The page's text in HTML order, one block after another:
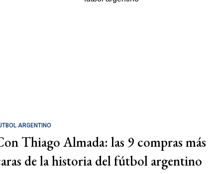
ARGENTINO
Thiago Almada: las 9 compras más
de la historia del fútbol argentino